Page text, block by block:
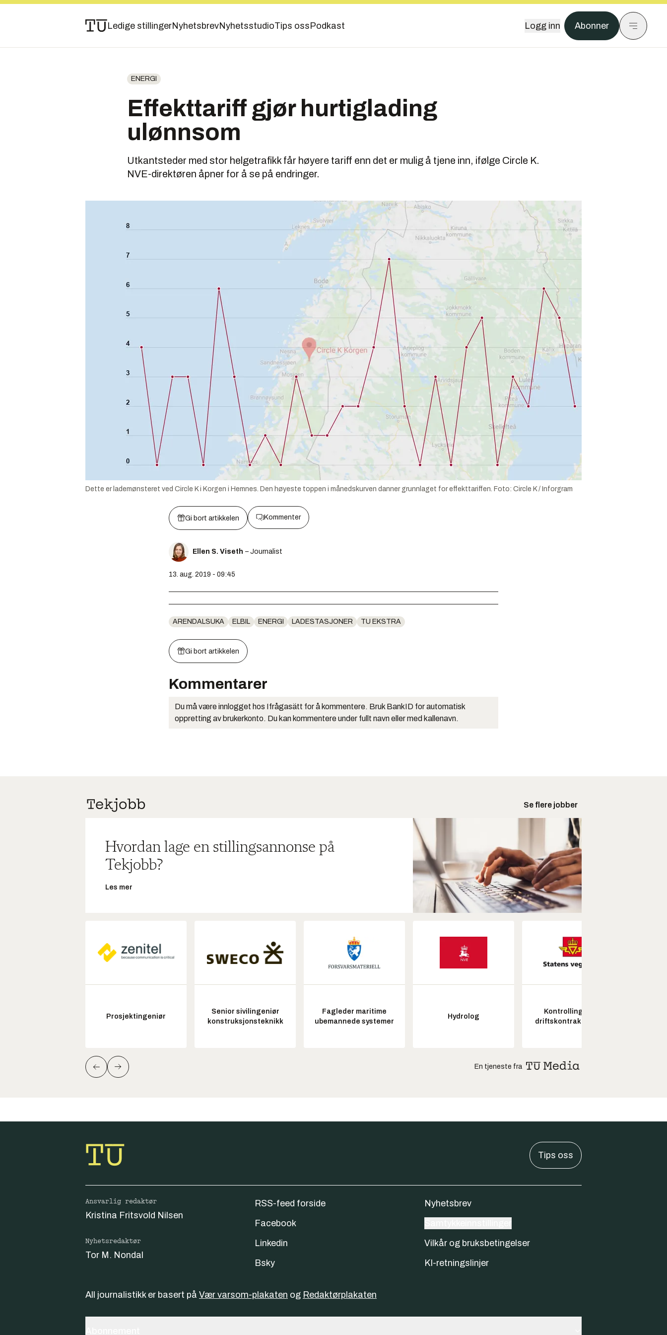
Ledige stillingerNyhetsbrevNyhetsstudioTips oss Podkast Logg inn Abonner
ENERGI
Effekttariff gjør hurtiglading
ulønnsom
Utkantsteder med stor helgetrafikk får høyere tariff enn det er mulig å tjene inn, ifølge Circle K.
NVE-direktøren åpner for å se på endringer.
Dette er lademønsteret ved Circle K i Korgen i Hemnes. Den høyeste toppen i månedskurven danner grunnlaget for effekttariffen. Foto: Circle K / Inforgram
Gi bort artikkelen Kommenter
Ellen S. Viseth – Journalist
13. aug. 2019 - 09:45
ARENDALSUKA ELBIL ENERGI LADESTASJONER TU EKSTRA
Gi bort artikkelen
Kommentarer
Du må være innlogget hos Ifrågasätt for å kommentere. Bruk BankID for automatisk
oppretting av brukerkonto. Du kan kommentere under fullt navn eller med kallenavn.
Se flere jobber
Hvordan lage en stillingsannonse på
Tekjobb?
Les mer
Prosjektingeniør
Senior sivilingeniør
konstruksjonsteknikk
Fagleder maritime
ubemannede systemer
Hydrolog
Kontrollingeniør
driftskontrakt elektro
En tjeneste fra
Tips oss
Ansvarlig redaktør
Kristina Fritsvold Nilsen
Nyhetsredaktør
Tor M. Nondal
RSS-feed forside
Facebook
Linkedin
Bsky
Nyhetsbrev
Vilkår og bruksbetingelser
KI-retningslinjer
All journalistikk er basert på Vær varsom-plakaten og Redaktørplakaten